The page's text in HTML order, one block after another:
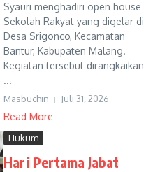
Syauri menghadiri open house
Sekolah Rakyat yang digelar di
Desa Srigonco, Kecamatan
Bantur, Kabupaten Malang.
Kegiatan tersebut dirangkaikan
...
Masbuchin Juli 31, 2026
Read More
Hukum
Hari Pertama Jabat